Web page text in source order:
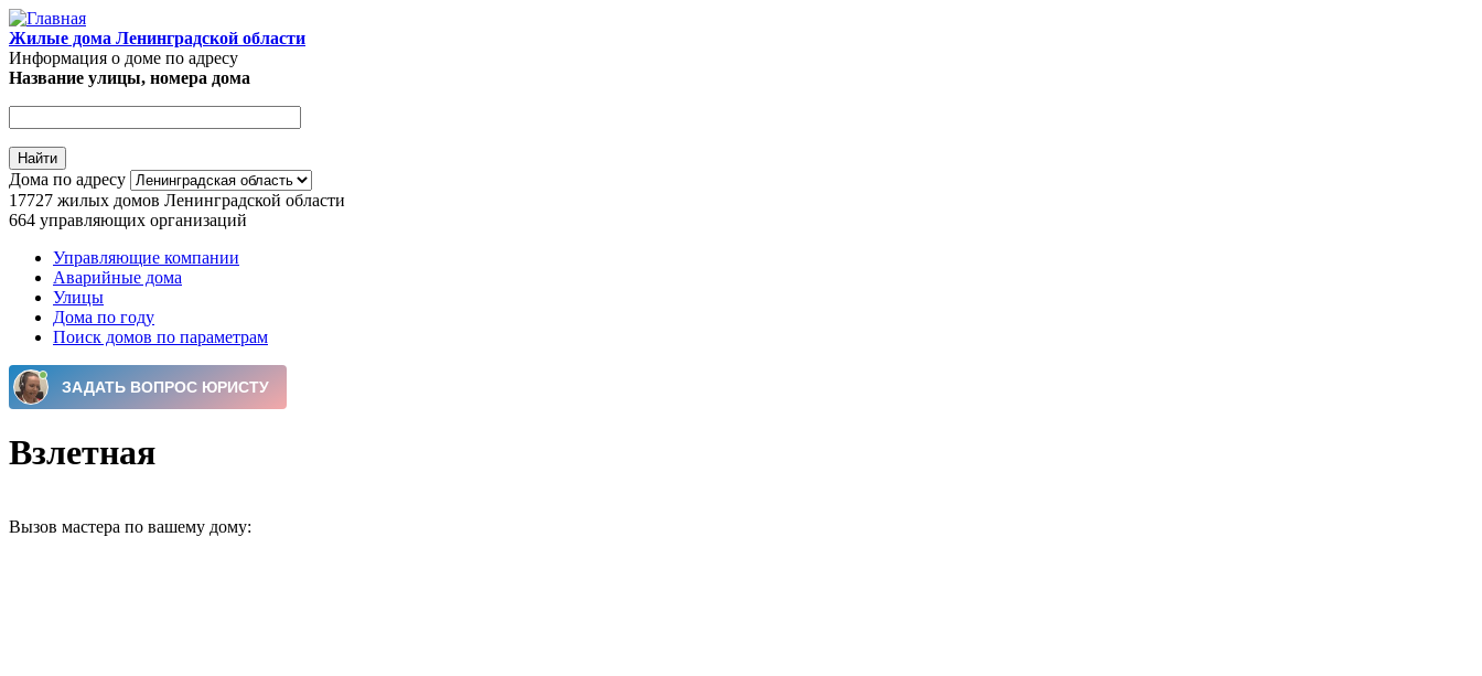
Перейти к основному содержанию
Жилые дома Ленинградской области
Информация о доме по адресу
Название улицы, номера дома
Дома по адресу
17727 жилых домов Ленинградской области
664 управляющих организаций
Главное меню
Управляющие компании
Аварийные дома
Улицы
Дома по году
Поиск домов по параметрам
Взлетная
Вызов мастера по вашему дому: